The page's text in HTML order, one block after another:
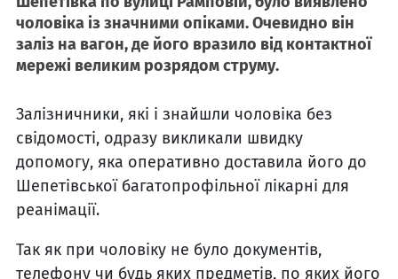
чоловіка із значними опіками. Очевидно він
заліз на вагон, де його вразило від контактної
мережі великим розрядом струму.
Залізничники, які і знайшли чоловіка без
свідомості, одразу викликали швидку
допомогу, яка оперативно доставила його до
Шепетівської багатопрофільної лікарні для
реанімації.
Так як при чоловіку не було документів,
телефону чи будь яких предметів, по яких його